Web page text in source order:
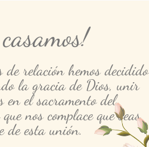
de relación hemos decidido
la gracia de Dios, unir
en el sacramento del
nos complace que seas
de esta unión.